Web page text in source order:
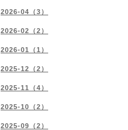
2026-04（3）
2026-02（2）
2026-01（1）
2025-12（2）
2025-11（4）
2025-10（2）
2025-09（2）